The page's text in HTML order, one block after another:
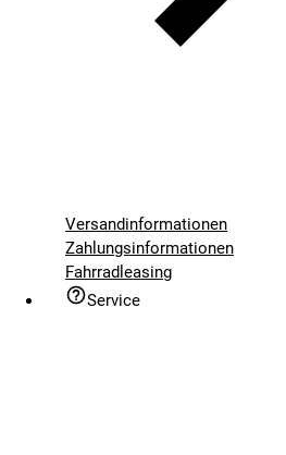
Versandinformationen
Zahlungsinformationen
Fahrradleasing
Service